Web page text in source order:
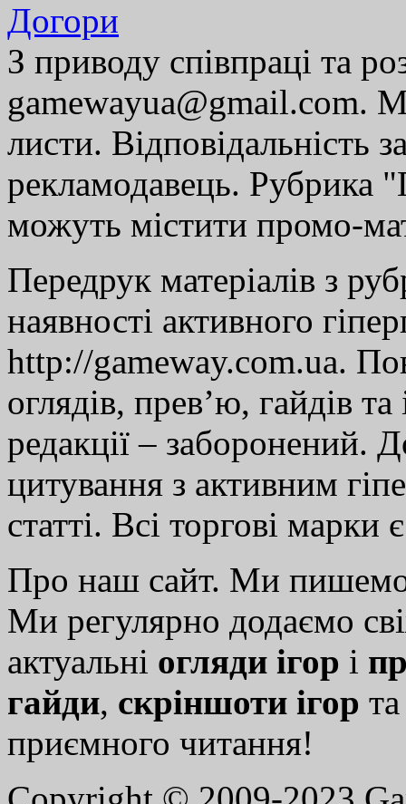
Догори
З приводу співпраці та
gamewayua@gmail.com.
листи. Відповідальність
рекламодавець. Рубрика
можуть містити промо-
Передрук матеріалів з
наявності активного
http://gameway.com.ua.
оглядів, прев’ю, гайдів
редакції – заборонений.
цитування з активним
статті. Всі торгові марки
Про наш сайт. Ми
Ми регулярно додаємо
актуальні огляди ігор і
гайди, скріншоти ігор
приємного читання!